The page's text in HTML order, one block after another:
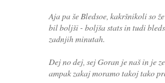
Aja pa še Bledsoe, kakršnikoli so
bil boljši - boljša stats in tudi
zadnjih minutah.
Dej no dej, sej Goran je naš in je
ampak zakaj moramo takoj tako